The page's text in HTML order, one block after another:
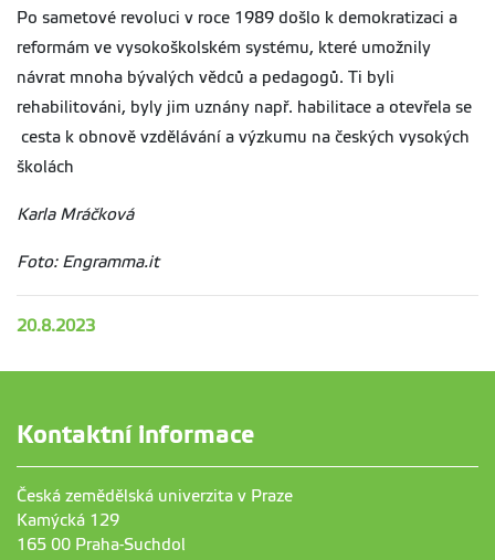
Po sametové revoluci v roce 1989 došlo k demokratizaci a
reformám ve vysokoškolském systému, které umožnily
návrat mnoha bývalých vědců a pedagogů. Ti byli
rehabilitováni, byly jim uznány např. habilitace a otevřela se
cesta k obnově vzdělávání a výzkumu na českých vysokých
školách
Karla Mráčková
Foto: Engramma.it
20.8.2023
Kontaktní informace
Česká zemědělská univerzita v Praze
Kamýcká 129
165 00 Praha-Suchdol